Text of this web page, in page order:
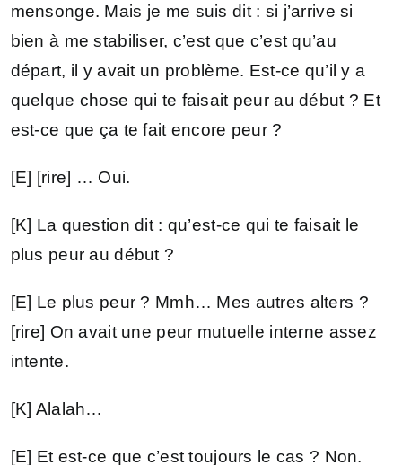
mensonge. Mais je me suis dit : si j’arrive si
bien à me stabiliser, c’est que c’est qu’au
départ, il y avait un problème. Est-ce qu’il y a
quelque chose qui te faisait peur au début ? Et
est-ce que ça te fait encore peur ?
[E] [rire] … Oui.
[K] La question dit : qu’est-ce qui te faisait le
plus peur au début ?
[E] Le plus peur ? Mmh… Mes autres alters ?
[rire] On avait une peur mutuelle interne assez
intente.
[K] Alalah…
[E] Et est-ce que c’est toujours le cas ? Non.